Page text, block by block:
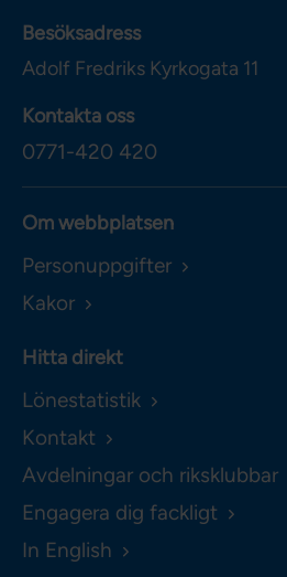
Besöksadress
Adolf Fredriks Kyrkogata 11
Kontakta oss
0771-420 420
Om webbplatsen
Personuppgifter
Kakor
Hitta direkt
Lönestatistik
Kontakt
Avdelningar och riksklubbar
Engagera dig fackligt
In English